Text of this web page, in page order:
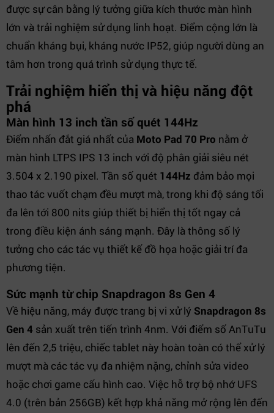
được sự cân bằng lý tưởng giữa kích thước màn hình
lớn và trải nghiệm sử dụng linh hoạt. Điểm cộng lớn là
chuẩn kháng bụi, kháng nước IP52, giúp người dùng an
tâm hơn trong quá trình sử dụng thực tế.
Trải nghiệm hiển thị và hiệu năng đột
phá
Màn hình 13 inch tần số quét 144Hz
Điểm nhấn đắt giá nhất của Moto Pad 70 Pro nằm ở
màn hình LTPS IPS 13 inch với độ phân giải siêu nét
3.504 x 2.190 pixel. Tần số quét 144Hz đảm bảo mọi
thao tác vuốt chạm đều mượt mà, trong khi độ sáng tối
đa lên tới 800 nits giúp thiết bị hiển thị tốt ngay cả
trong điều kiện ánh sáng mạnh. Đây là thông số lý
tưởng cho các tác vụ thiết kế đồ họa hoặc giải trí đa
phương tiện.
Sức mạnh từ chip Snapdragon 8s Gen 4
Về hiệu năng, máy được trang bị vi xử lý Snapdragon 8s
Gen 4 sản xuất trên tiến trình 4nm. Với điểm số AnTuTu
lên đến 2,5 triệu, chiếc tablet này hoàn toàn có thể xử lý
mượt mà các tác vụ đa nhiệm nặng, chỉnh sửa video
hoặc chơi game cấu hình cao. Việc hỗ trợ bộ nhớ UFS
4.0 (trên bản 256GB) kết hợp khả năng mở rộng lên đến